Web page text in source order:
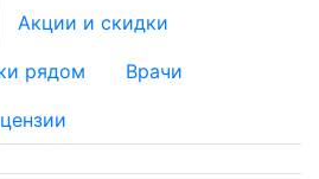
Акции и скидки
рядом Врачи